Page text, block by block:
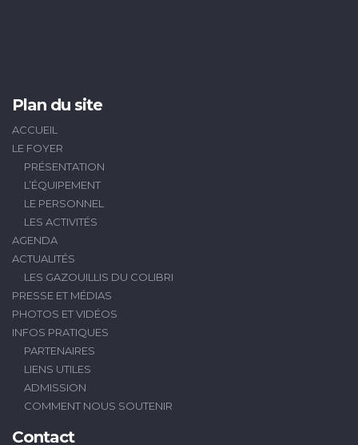
Plan du site
ACCUEIL
LE FOYER
PRÉSENTATION
L’ÉQUIPEMENT
LE PERSONNEL
LES ACTIVITÉS
AGENDA
ACTUALITÉS
LES GAZOUILLIS DU COLIBRI
PRESSE ET MÉDIAS
PHOTOS ET VIDÉOS
INFOS PRATIQUES
PARTENAIRES
LIENS UTILES
ADMISSION
COMMENT NOUS SOUTENIR
Contact